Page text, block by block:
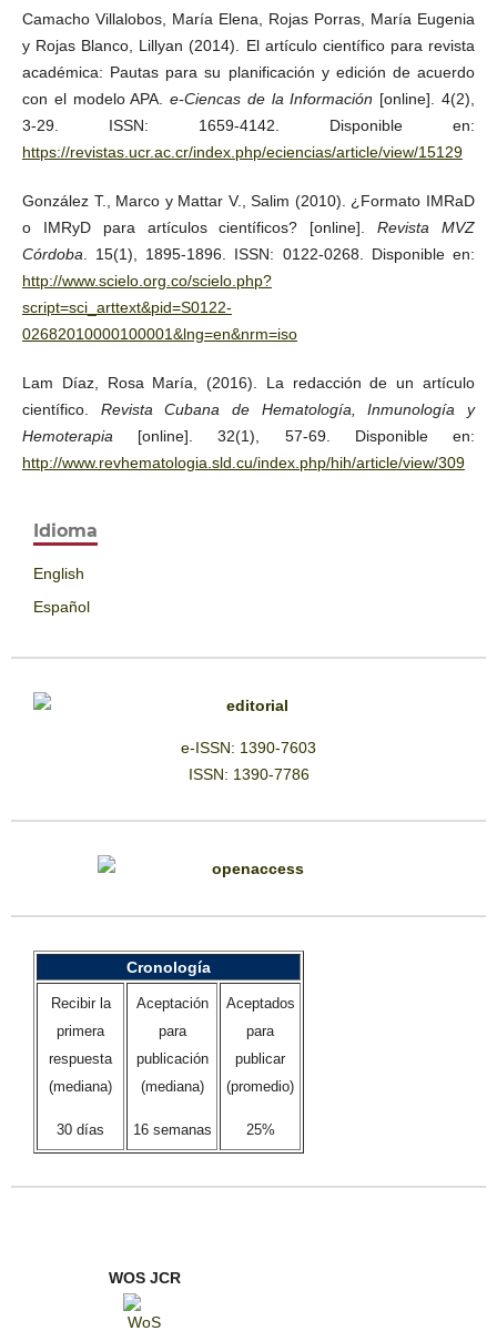
Camacho Villalobos, María Elena, Rojas Porras, María Eugenia
y Rojas Blanco, Lillyan (2014). El artículo científico para revista
académica: Pautas para su planificación y edición de acuerdo
con el modelo APA.e-Ciencas de la Información [online]. 4(2),
3-29. ISSN: 1659-4142. Disponible en:
https://revistas.ucr.ac.cr/index.php/eciencias/article/view/15129
González T., Marco y Mattar V., Salim (2010). ¿Formato IMRaD
o IMRyD para artículos científicos? [online].Revista MVZ
Córdoba . 15(1), 1895-1896. ISSN: 0122-0268. Disponible en:
http://www.scielo.org.co/scielo.php?
script=sci_arttext&pid=S0122-
02682010000100001&lng=en&nrm=iso
Lam Díaz, Rosa María, (2016). La redacción de un artículo
científico. Revista Cubana de Hematología, Inmunología y
Hemoterapia [online]. 32(1), 57-69. Disponible en:
http://www.revhematologia.sld.cu/index.php/hih/article/view/309
Idioma
English
Español
e-ISSN: 1390-7603
ISSN: 1390-7786
Cronología
Recibir la
primera
respuesta
(mediana)
30 días
Aceptación
para
publicación
(mediana)
16 semanas
Aceptados
para
publicar
(promedio)
25%
WOS JCR